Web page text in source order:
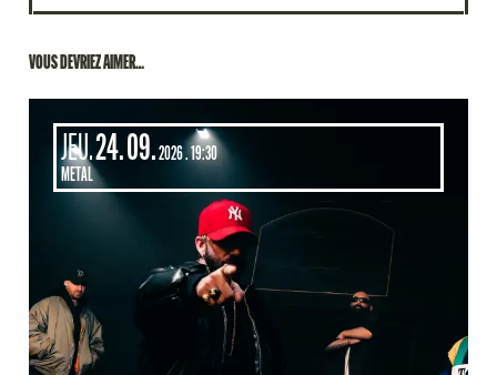
VOUS DEVRIEZ AIMER…
JEUDI
JEU.24.SEPTEMBRE
09.2026 19:30
METAL